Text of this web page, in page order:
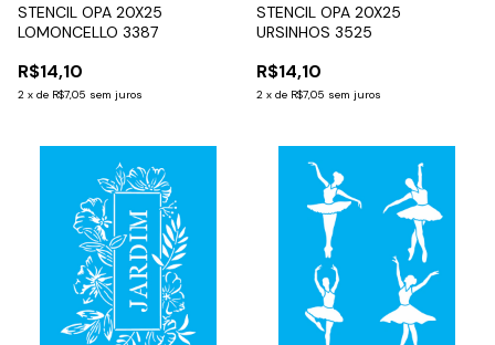
STENCIL OPA 20X25
LOMONCELLO 3387
R$14,10
2 x de R$7,05 sem juros
STENCIL OPA 20X25
URSINHOS 3525
R$14,10
2 x de R$7,05 sem juros